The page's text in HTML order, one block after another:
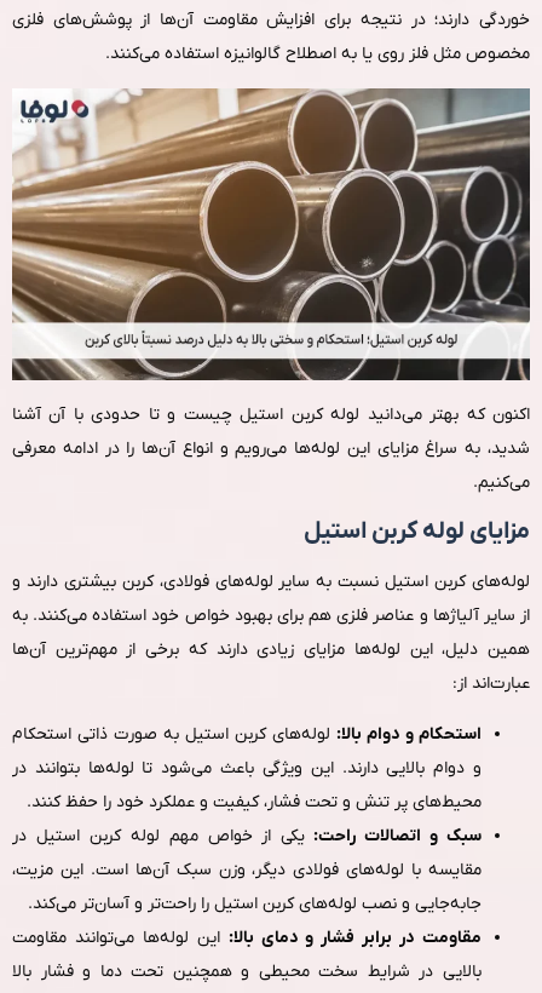
خوردگی دارند؛ در نتیجه برای افزایش مقاومت آن‌ها از پوشش‌های فلزی
مخصوص مثل فلز روی یا به‌ اصطلاح گالوانیزه استفاده می‌کنند.
اکنون که بهتر می‌دانید لوله کربن استیل چیست و تا حدودی با آن آشنا
شدید، به سراغ مزایای این لوله‌ها می‌رویم و انواع آن‌ها را در ادامه معرفی
می‌کنیم.
مزایای لوله کربن استیل
لوله‌های کربن استیل نسبت به سایر لوله‌های فولادی، کربن بیشتری دارند و
از سایر آلیاژها و عناصر فلزی هم برای بهبود خواص خود استفاده می‌کنند. به
همین دلیل، این لوله‌ها مزایای زیادی دارند که برخی از مهم‌ترین آن‌ها
عبارت‌اند از:
استحکام و دوام بالا: لوله‌های کربن استیل به‌ صورت ذاتی استحکام
و دوام بالایی دارند. این ویژگی باعث می‌شود تا لوله‌ها بتوانند در
محیط‌های پر تنش و تحت‌ فشار، کیفیت و عملکرد خود را حفظ کنند.
سبک و اتصالات راحت: یکی از خواص مهم لوله کربن استیل در
مقایسه با لوله‌های فولادی دیگر، وزن سبک آن‌ها است. این مزیت،
جابه‌جایی و نصب لوله‌های کربن استیل را راحت‌تر و آسان‌تر می‌کند.
مقاومت در برابر فشار و دمای بالا: این لوله‌ها می‌توانند مقاومت
بالایی در شرایط سخت محیطی و همچنین تحت دما و فشار بالا